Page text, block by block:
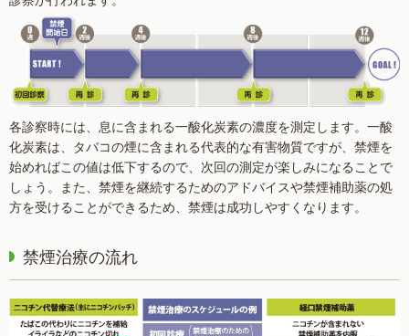
各診察時には、息に含まれる一酸化炭素の濃度を測定します。一酸
化炭素は、タバコの煙に含まれる代表的な有害物質ですが、禁煙を
始めればこの値は低下するので、次回の測定が楽しみになることで
しょう。また、禁煙を継続するためのアドバイスや禁煙補助薬の処
方を受けることができるため、禁煙は成功しやすくなります。
禁煙治療の流れ